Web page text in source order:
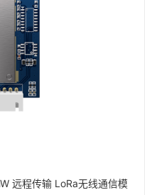
远程传输 LoRa无线通信模